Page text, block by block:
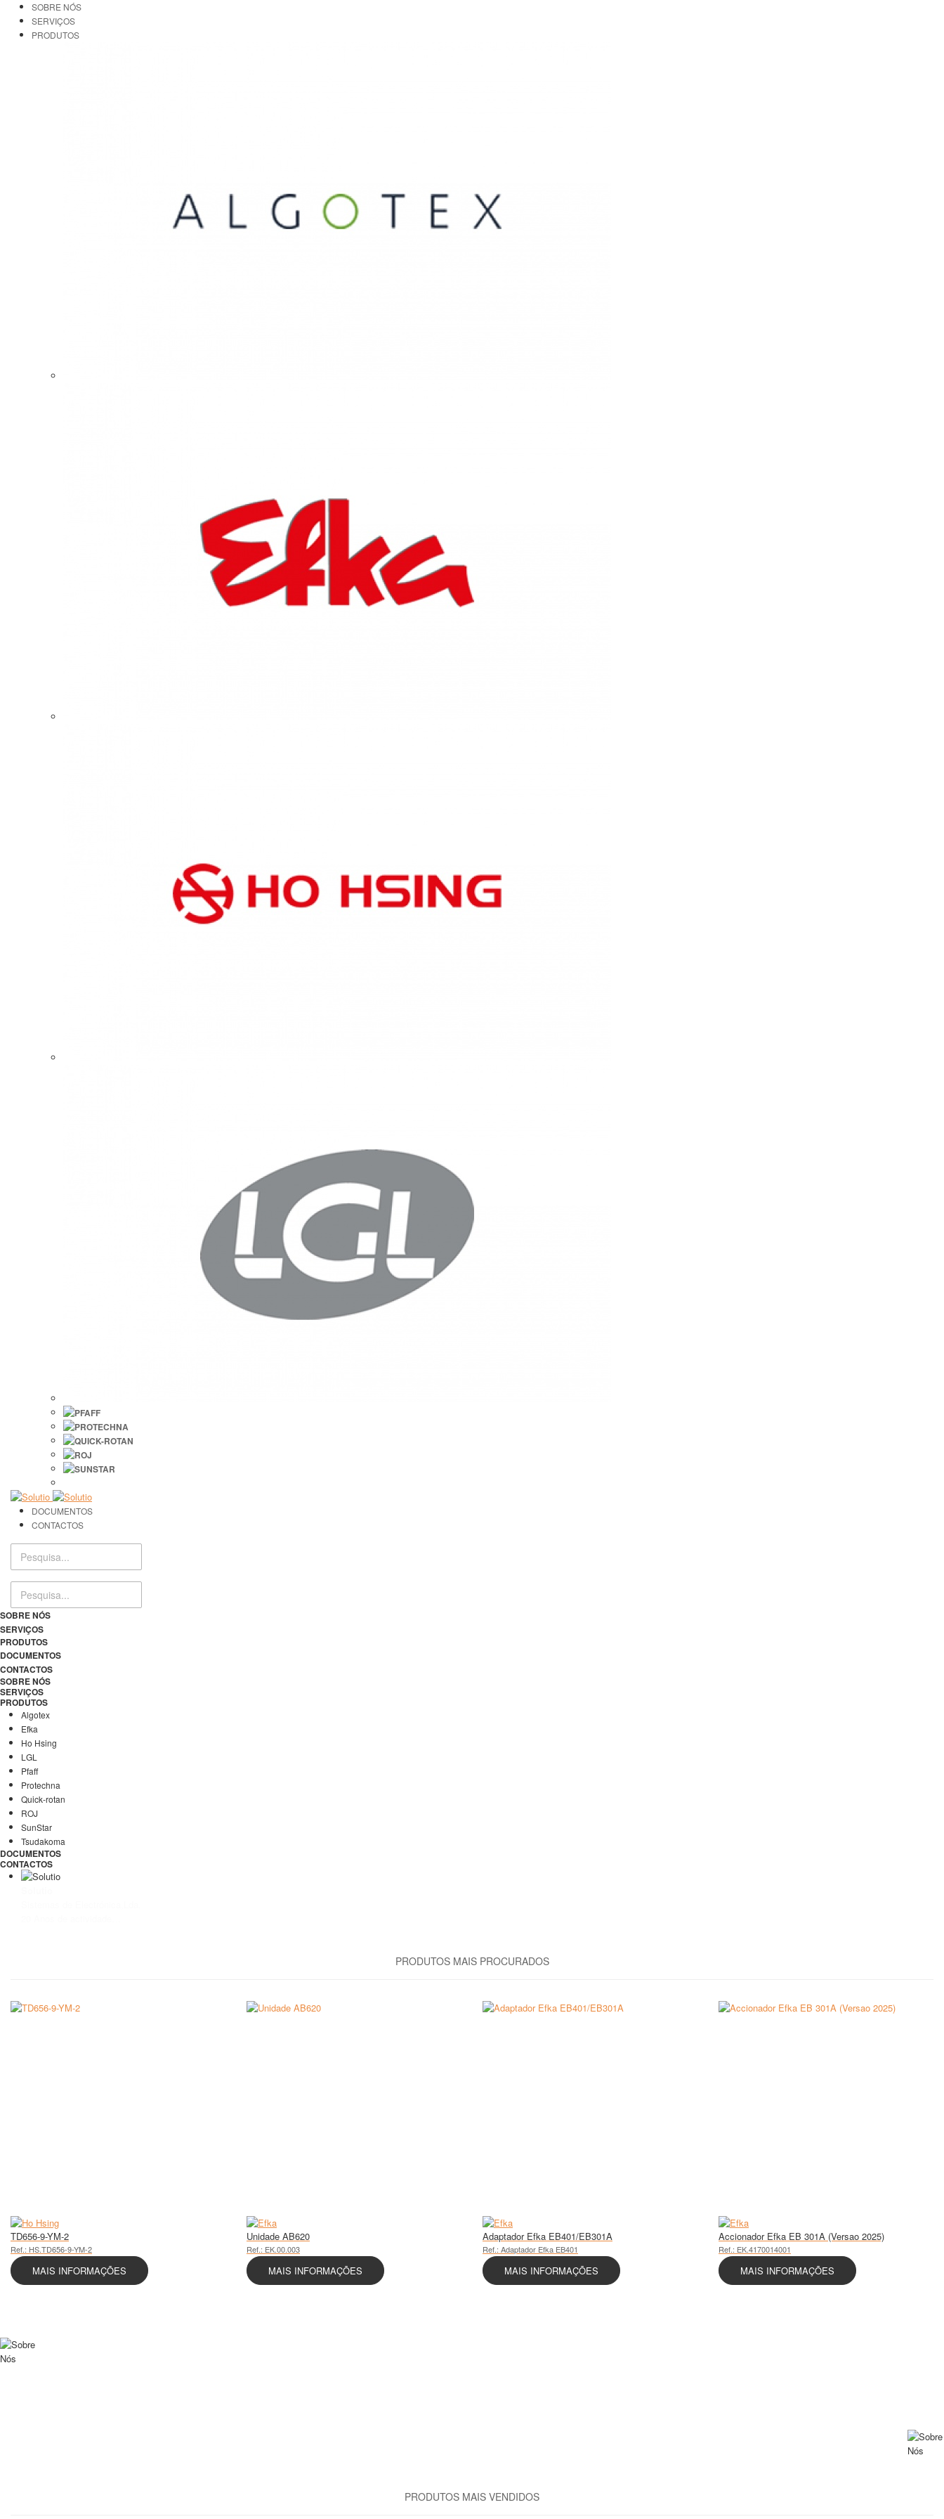
SOBRE NÓS
SERVIÇOS
PRODUTOS
DOCUMENTOS
CONTACTOS
SOBRE NÓS
SERVIÇOS
PRODUTOS
DOCUMENTOS
CONTACTOS
SOBRE NÓS
SERVIÇOS
PRODUTOS
Algotex
Efka
Ho Hsing
LGL
Pfaff
Protechna
Quick-rotan
ROJ
SunStar
Tsudakoma
DOCUMENTOS
CONTACTOS
PRODUTOS MAIS PROCURADOS
TD656-9-YM-2
Ref.: HS.TD656-9-YM-2
MAIS INFORMAÇÕES
Unidade AB620
Ref.: EK.00.003
MAIS INFORMAÇÕES
Adaptador Efka EB401/EB301A
Ref.: Adaptador Efka EB401
MAIS INFORMAÇÕES
Accionador Efka EB 301A (Versao 2025)
Ref.: EK.4170014001
MAIS INFORMAÇÕES
PRODUTOS MAIS VENDIDOS